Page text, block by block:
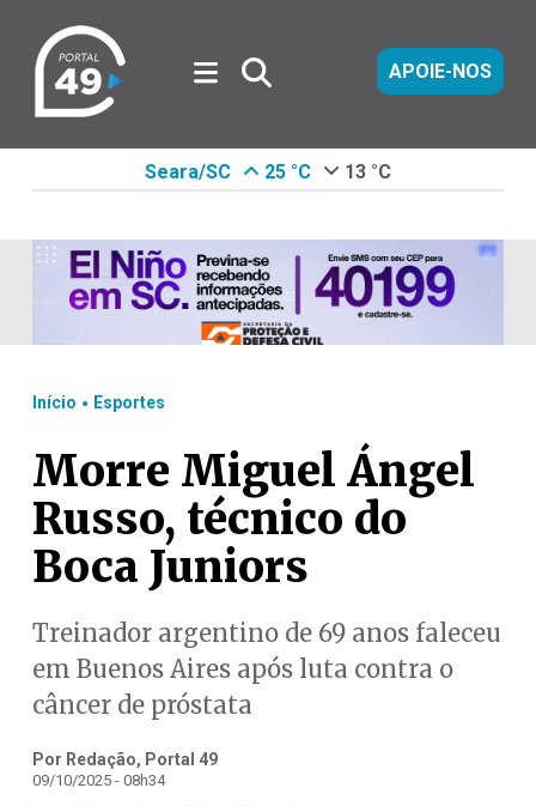
APOIE-NOS
Seara/SC 25 °C 13 °C
Início . Esportes
Morre Miguel Ángel
Russo, técnico do
Boca Juniors
Treinador argentino de 69 anos faleceu
em Buenos Aires após luta contra o
câncer de próstata
Por Redação, Portal 49
09/10/2025 - 08h34